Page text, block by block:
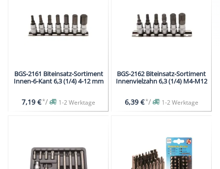
BGS-2161 Biteinsatz-Sortiment
Innen-6-Kant 6,3 (1/4) 4-12 mm
7,19 €*/ 1-2 Werktage
BGS-2162 Biteinsatz-Sortiment
Innenvielzahn 6,3 (1/4) M4-M12
6,39 €*/ 1-2 Werktage